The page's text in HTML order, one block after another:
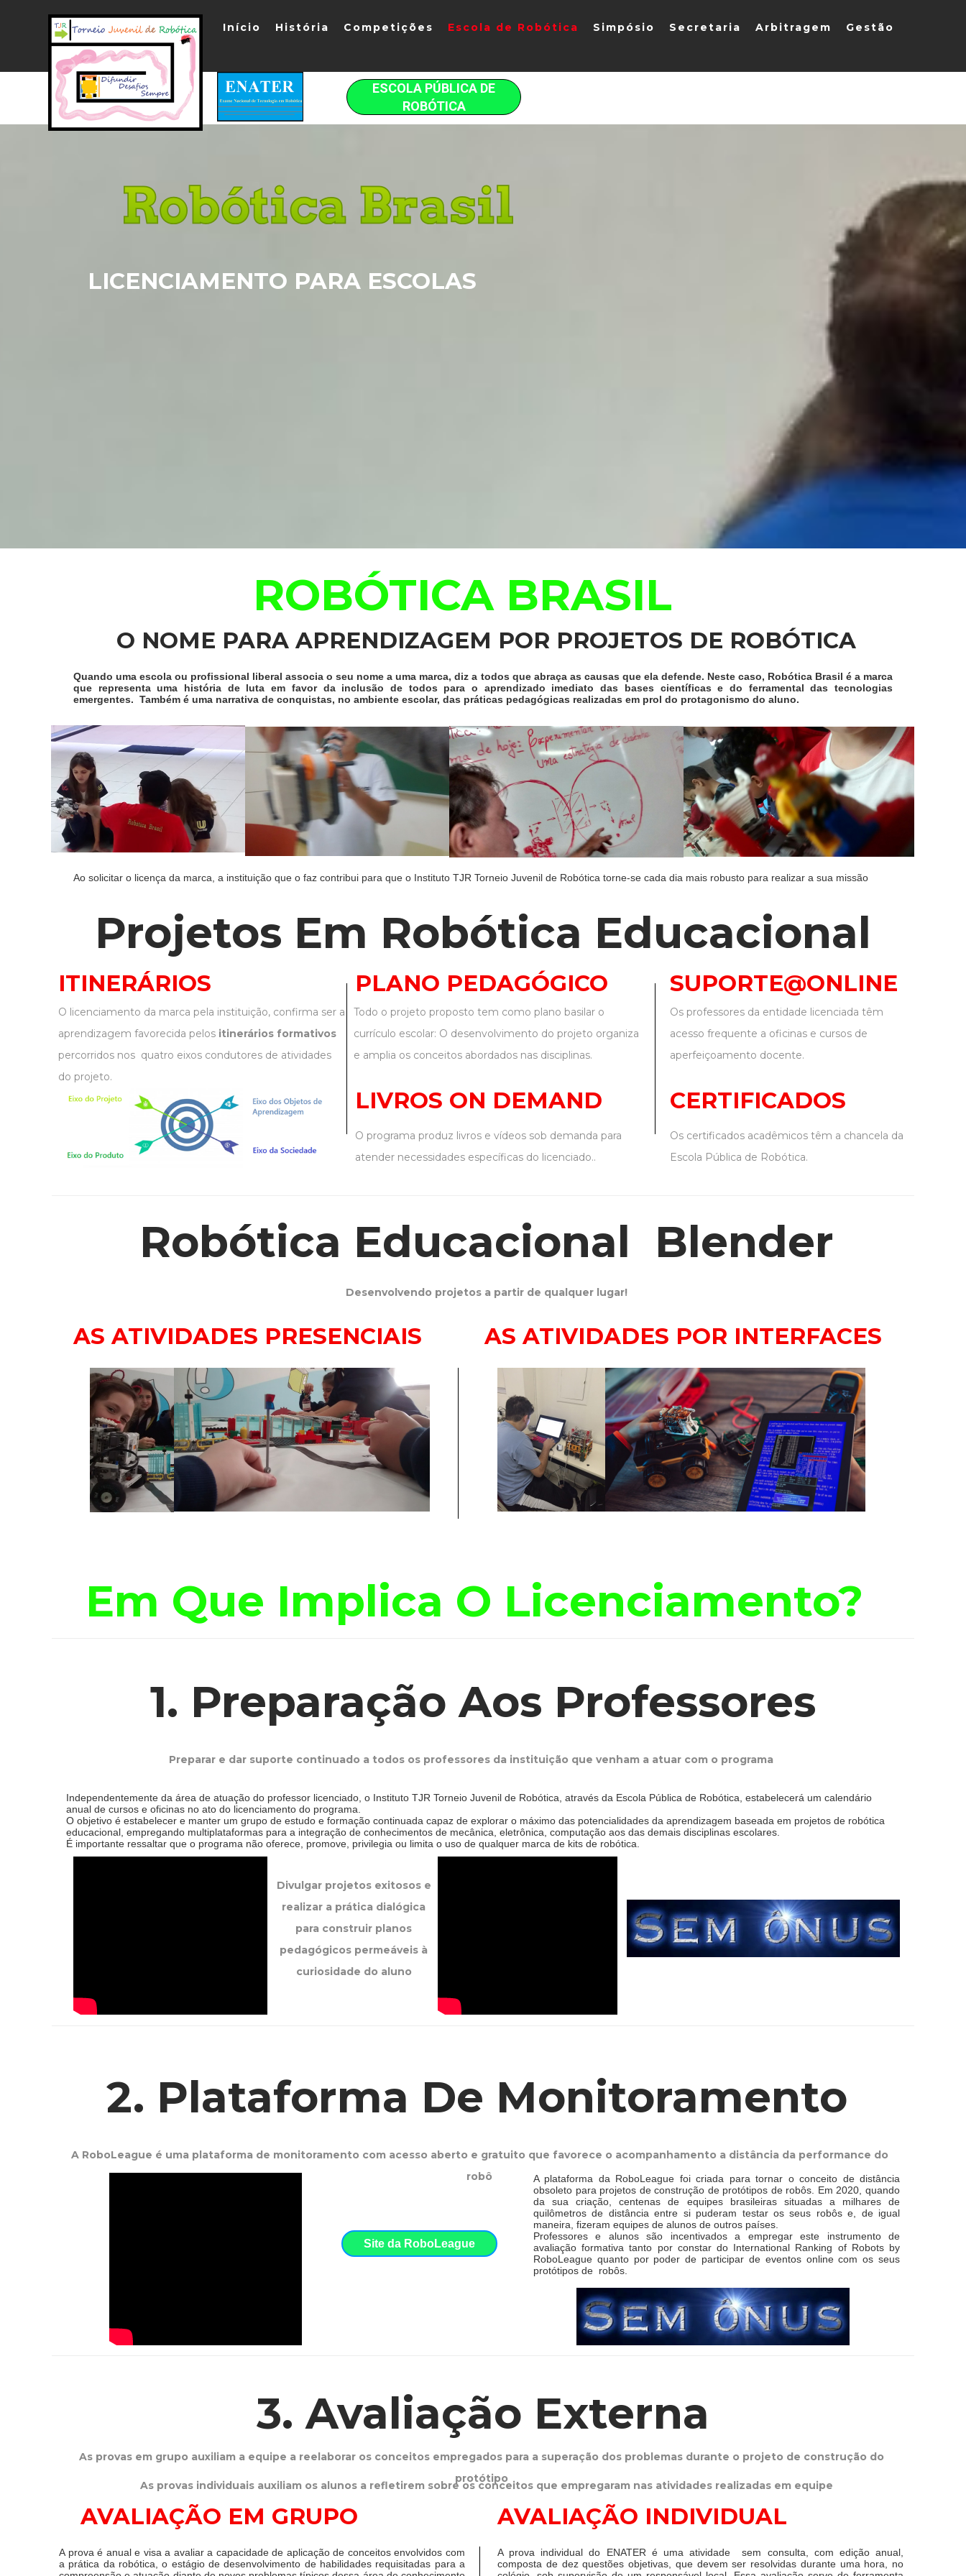
Início História Competições Escola de Robótica Simpósio Secretaria Arbitragem Gestão
ESCOLA PÚBLICA DE
ROBÓTICA
LICENCIAMENTO PARA ESCOLAS
ROBÓTICA BRASIL
Quando uma escola ou profissional liberal associa o seu nome a uma marca, diz a todos que abraça as causas que ela defende. Neste caso, Robótica Brasil é a marca
que representa uma história de luta em favor da inclusão de todos para o aprendizado imediato das bases científicas e do ferramental das tecnologias
emergentes. Também é uma narrativa de conquistas, no ambiente escolar, das práticas pedagógicas realizadas em prol do protagonismo do aluno.
LIVROS ON DEMAND
O licenciamento da marca pela instituição, confirma ser a
aprendizagem favorecida pelos itinerários formativos
percorridos nos quatro eixos condutores de atividades
do projeto.
SUPORTE@ONLINE
Todo o projeto proposto tem como plano basilar o
currículo escolar: O desenvolvimento do projeto organiza
e amplia os conceitos abordados nas disciplinas.
CERTIFICADOS
Os professores da entidade licenciada têm
acesso frequente a oficinas e cursos de
aperfeiçoamento docente.
Robótica Educacional Blender
Desenvolvendo projetos a partir de qualquer lugar!
1. Preparação Aos Professores
3. Avaliação Externa
O NOME PARA APRENDIZAGEM POR PROJETOS DE ROBÓTICA
Projetos Em Robótica Educacional
AS ATIVIDADES PRESENCIAIS AS ATIVIDADES POR INTERFACES
Ao solicitar o licença da marca, a instituição que o faz contribui para que o Instituto TJR Torneio Juvenil de Robótica torne-se cada dia mais robusto para realizar a sua missão
2. Plataforma De Monitoramento
Preparar e dar suporte continuado a todos os professores da instituição que venham a atuar com o programa
A prova individual do ENATER é uma atividade sem consulta, com edição anual,
composta de dez questões objetivas, que devem ser resolvidas durante uma hora, no
As provas individuais auxiliam os alunos a refletirem sobre os conceitos que empregaram nas atividades realizadas em equipe
A RoboLeague é uma plataforma de monitoramento com acesso aberto e gratuito que favorece o acompanhamento a distância da performance do
robô
A plataforma da RoboLeague foi criada para tornar o conceito de distância
obsoleto para projetos de construção de protótipos de robôs. Em 2020, quando
da sua criação, centenas de equipes brasileiras situadas a milhares de
quilômetros de distância entre si puderam testar os seus robôs e, de igual
maneira, fizeram equipes de alunos de outros países.
Professores e alunos são incentivados a empregar este instrumento de
avaliação formativa tanto por constar do International Ranking of Robots by
RoboLeague quanto por poder de participar de eventos online com os seus
protótipos de robôs.
ITINERÁRIOS PLANO PEDAGÓGICO
O programa produz livros e vídeos sob demanda para
atender necessidades específicas do licenciado..
Os certificados acadêmicos têm a chancela da
Escola Pública de Robótica.
Em Que Implica O Licenciamento?
Independentemente da área de atuação do professor licenciado, o Instituto TJR Torneio Juvenil de Robótica, através da Escola Pública de Robótica, estabelecerá um calendário
anual de cursos e oficinas no ato do licenciamento do programa.
O objetivo é estabelecer e manter um grupo de estudo e formação continuada capaz de explorar o máximo das potencialidades da aprendizagem baseada em projetos de robótica
educacional, empregando multiplataformas para a integração de conhecimentos de mecânica, eletrônica, computação aos das demais disciplinas escolares.
É importante ressaltar que o programa não oferece, promove, privilegia ou limita o uso de qualquer marca de kits de robótica.
Divulgar projetos exitosos e
realizar a prática dialógica
para construir planos
pedagógicos permeáveis à
curiosidade do aluno
Site da RoboLeague
As provas em grupo auxiliam a equipe a reelaborar os conceitos empregados para a superação dos problemas durante o projeto de construção do
protótipo
AVALIAÇÃO INDIVIDUAL
AVALIAÇÃO EM GRUPO
A prova é anual e visa a avaliar a capacidade de aplicação de conceitos envolvidos com
a prática da robótica, o estágio de desenvolvimento de habilidades requisitadas para a